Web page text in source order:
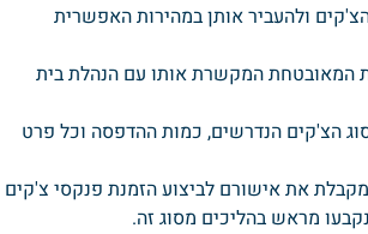
ולהעביר אותן במהירות האפשרית
המאובטחת המקשרת אותו עם הנהלת בית
הצ'קים הנדרשים, כמות ההדפסה וכל פרט
את אישורם לביצוע הזמנת פנקסי צ'קים
מראש בהליכים מסוג זה.